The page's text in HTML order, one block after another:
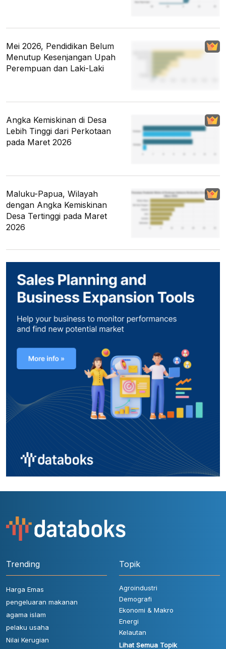
Mei 2026, Pendidikan Belum
Menutup Kesenjangan Upah
Perempuan dan Laki-Laki
Angka Kemiskinan di Desa
Lebih Tinggi dari Perkotaan
pada Maret 2026
Maluku-Papua, Wilayah
dengan Angka Kemiskinan
Desa Tertinggi pada Maret
2026
Trending
Harga Emas
pengeluaran makanan
agama islam
pelaku usaha
Nilai Kerugian
Topik
Agroindustri
Demografi
Ekonomi & Makro
Energi
Kelautan
Lihat Semua Topik